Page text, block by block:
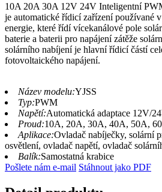
10A 20A 30A 12V 24V Inteligentní
je automatické řídicí zařízení používané
energie, které řídí vícekanálové pole
baterie a baterii pro napájení zátěže
solárního nabíjení je hlavní řídicí částí
fotovoltaického napájení.
Název modelu:YJSS
Typ:PWM
Napětí:Automatická adaptace 12V/
Proud:10A, 20A, 30A, 40A, 50A,
Aplikace:Ovladač nabíječky, solární
osvětlení, ovladač napětí, ovladač
Balík:Samostatná krabice
Pošlete nám e-mail Stáhnout jako PDF